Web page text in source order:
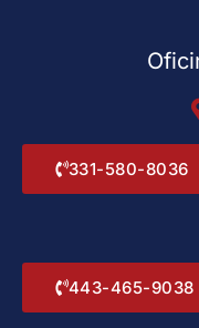
331-580-8036
443-465-9038